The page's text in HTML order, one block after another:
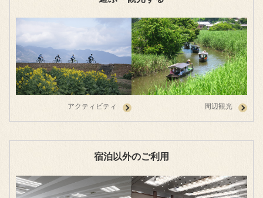
アクティビティ 周辺観光
宿泊以外のご利用